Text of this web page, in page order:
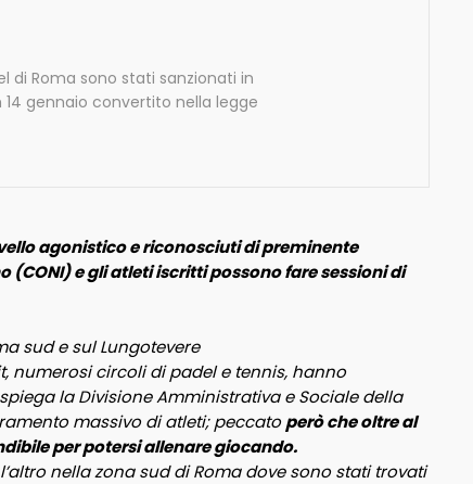
di Roma sono stati sanzionati in
gennaio convertito nella legge
agonistico e riconosciuti di preminente
e gli atleti iscritti possono fare sessioni di
sud e sul Lungotevere
numerosi circoli di padel e tennis, hanno
spiega la Divisione Amministrativa e Sociale della
massivo di atleti; peccatoperò che oltre al
per potersi allenare giocando.
nella zona sud di Roma dove sono stati trovati